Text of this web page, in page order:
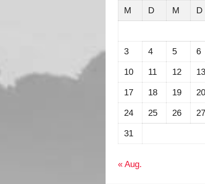
M
D M D
3 4 5 6
10 11 12 13
17 18 19 20
24 25 26 27
31
« Aug.